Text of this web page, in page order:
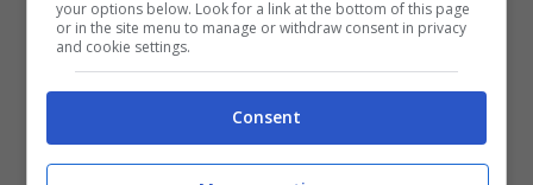
Il numero di terremoti può variare da un
anno all’altro perché occasionalmente si
your options below. Look for a link at the bottom of this page
or in the site menu to manage or withdraw consent in privacy
and cookie settings.
Consent